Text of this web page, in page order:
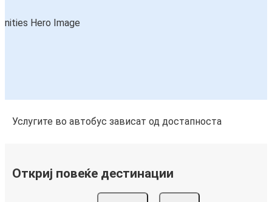
Услугите во автобус зависат од достапноста
Откриј повеќе дестинации